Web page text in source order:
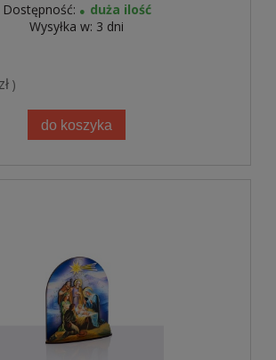
Dostępność:
duża ilość
Wysyłka w: 3 dni
)
do koszyka